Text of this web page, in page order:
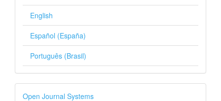
English
Español (España)
Português (Brasil)
Desenvolvido
Open Journal Systems